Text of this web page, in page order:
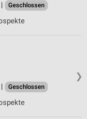
Geschlossen
❯
Geschlossen